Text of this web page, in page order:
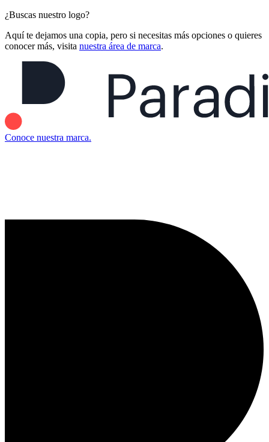
¿Buscas nuestro logo?
Aquí te dejamos una copia, pero si necesitas más opciones o quieres
conocer más, visita nuestra área de marca.
Conoce nuestra marca.